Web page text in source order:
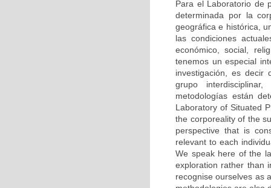
Para el Laboratorio de
determinada por la
geográfica e histórica,
las condiciones
económico, social,
tenemos un especial
investigación, es decir
grupo
metodologías están
Laboratory of Situated
the corporeality of the
perspective that is
relevant to each
We speak here of the
exploration rather than
recognise ourselves as